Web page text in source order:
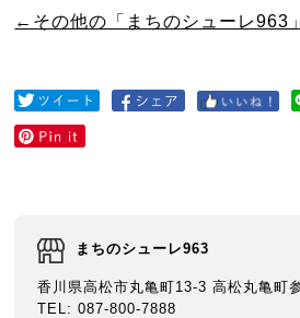
←その他の「まちのシューレ963
まちのシューレ963
香川県高松市丸亀町13-3 高松丸亀町
TEL: 087-800-7888